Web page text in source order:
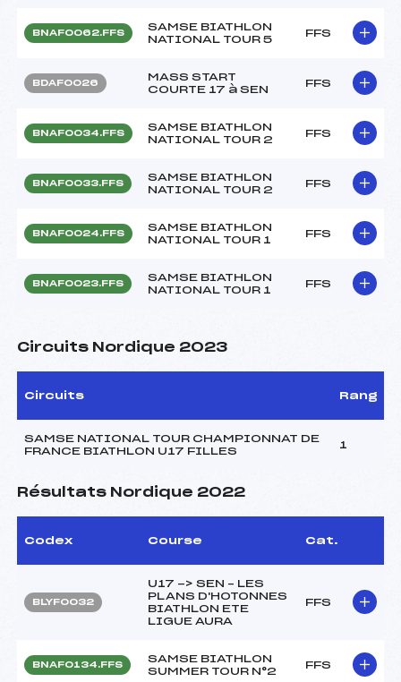
BNAF0062.FFS
SAMSE BIATHLON
NATIONAL TOUR 5
FFS
BDAF0026
MASS START
COURTE 17 à SEN
FFS
BNAF0034.FFS
SAMSE BIATHLON
NATIONAL TOUR 2
FFS
BNAF0033.FFS
SAMSE BIATHLON
NATIONAL TOUR 2
FFS
BNAF0024.FFS
SAMSE BIATHLON
NATIONAL TOUR 1
FFS
BNAF0023.FFS
SAMSE BIATHLON
NATIONAL TOUR 1
FFS
Circuits Nordique 2023
Circuits Rang
SAMSE NATIONAL TOUR CHAMPIONNAT DE
FRANCE BIATHLON U17 FILLES
1
Résultats Nordique 2022
Codex Course Cat.
BLYF0032
U17 -> SEN – LES
PLANS D'HOTONNES
BIATHLON ETE
LIGUE AURA
FFS
BNAF0134.FFS
SAMSE BIATHLON
SUMMER TOUR N°2
FFS